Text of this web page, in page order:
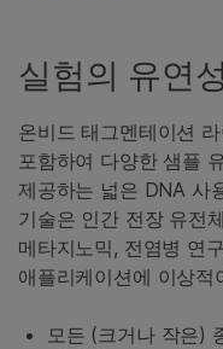
실험의 유연성
온비드 태그멘테이션
포함하여 다양한 샘플
제공하는 넓은 DNA 사
기술은 인간 전장 유전
메타지노믹, 전염병 연
애플리케이션에 이상
모든 (크거나 작은)